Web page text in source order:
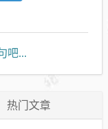
...
热门文章